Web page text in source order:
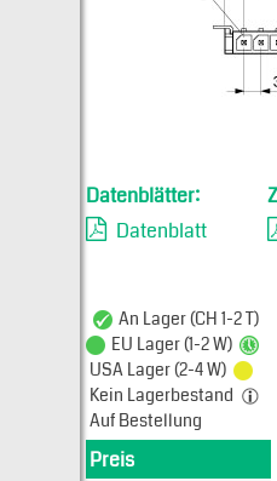
Datenblätter:
Datenblatt
An Lager (CH 1-2 T)
EU Lager (1-2 W)
USA Lager (2-4 W)
Kein Lagerbestand
Auf Bestellung
Produkt
Preis